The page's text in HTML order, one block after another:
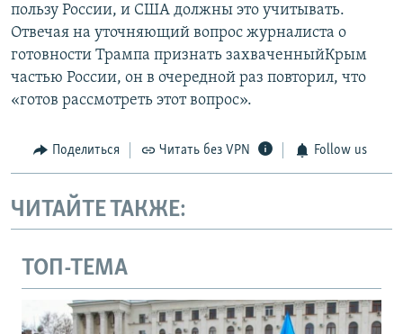
пользу России, и США должны это учитывать.
Отвечая на уточняющий вопрос журналиста о
готовности Трампа признать захваченныйКрым
частью России, он в очередной раз повторил, что
«готов рассмотреть этот вопрос».
Поделиться Читать без VPN Follow us
ЧИТАЙТЕ ТАКЖЕ:
ТОП-ТЕМА